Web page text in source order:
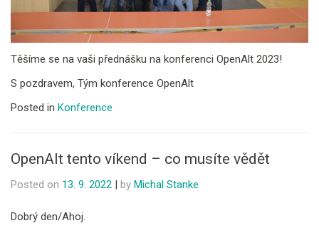
Těšíme se na vaši přednášku na konferenci OpenAlt 2023!
S pozdravem, Tým konference OpenAlt
Posted in Konference
OpenAlt tento víkend – co musíte vědět
Posted on 13. 9. 2022 by Michal Stanke
Dobrý den/Ahoj.